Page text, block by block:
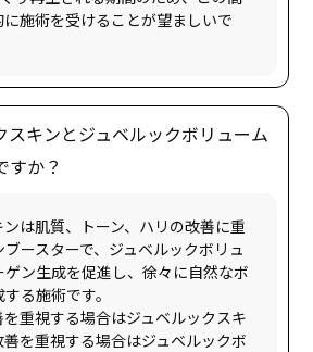
施術を受けることが望ましいで
スキンとジュベルックボリューム
は肌質、トーン、ハリの改善に重
ースターで、ジュベルックボリュ
ン生成を促進し、徐々に自然なボ
る施術です。
重視する場合はジュベルックスキ
を重視する場合はジュベルックボ